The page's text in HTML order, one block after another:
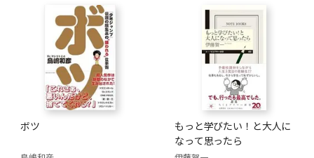
ボツ
もっと学びたい！と大人に
なって思ったら